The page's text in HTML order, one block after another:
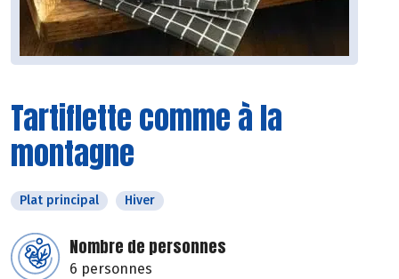
Tartiflette comme à la
montagne
Plat principal Hiver
Nombre de personnes
6 personnes